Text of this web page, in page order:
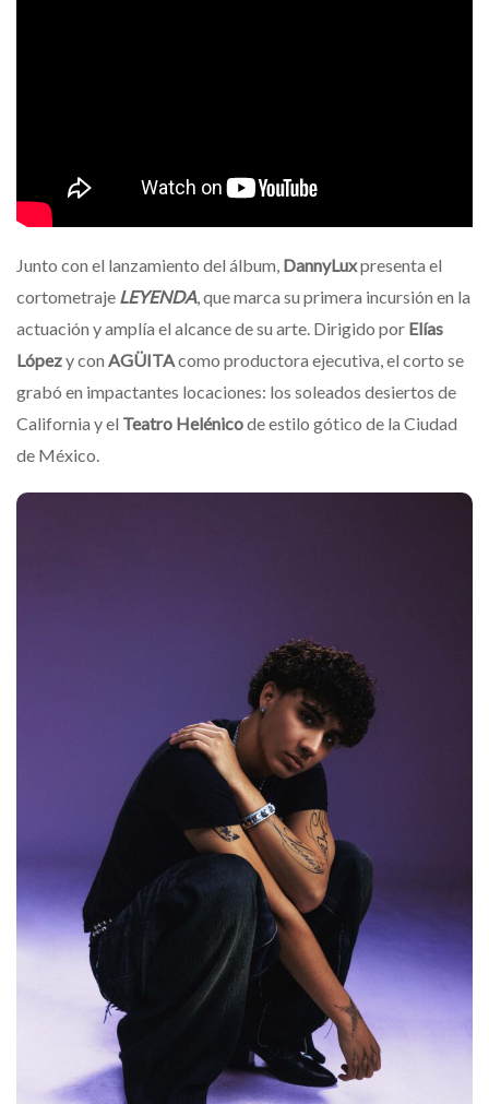
Junto con el lanzamiento del álbum, DannyLuxpresenta el
cortometraje LEYENDA, que marca su primera incursión en la
actuación y amplía el alcance de su arte. Dirigido por Elías
Lópezy con AGÜITAcomo productora ejecutiva, el corto se
grabó en impactantes locaciones: los soleados desiertos de
California y el Teatro Helénicode estilo gótico de la Ciudad
de México.